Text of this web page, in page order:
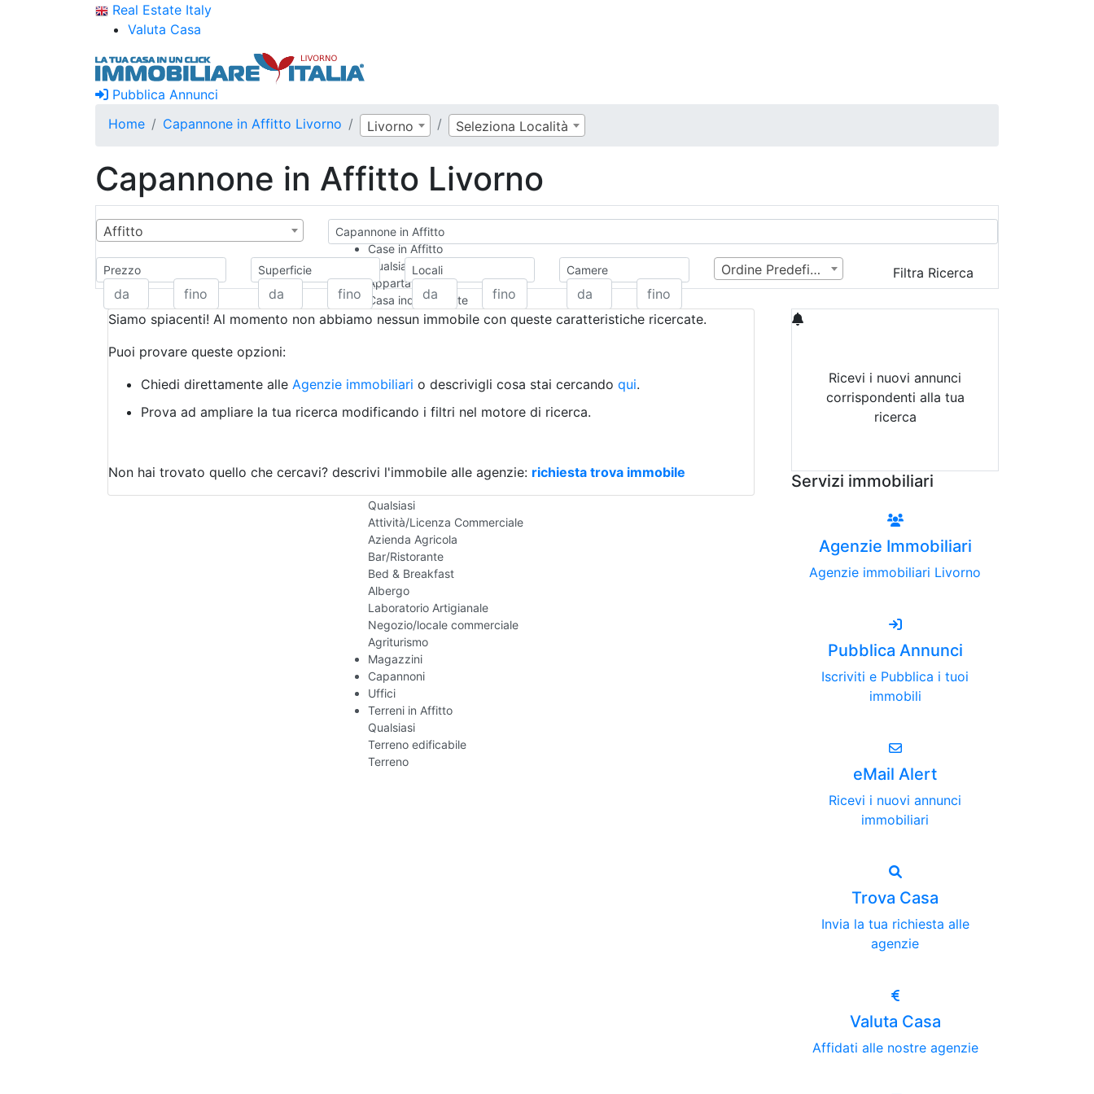
Real Estate Italy
Valuta Casa
Pubblica Annunci
Home
Capannone in Affitto Livorno Livorno Seleziona Località
Capannone in Affitto Livorno
Affitto
Capannone in Affitto
Case in Affitto
Qualsiasi
Appartamento
Casa indipendente
Casa Semi-indipendente
Rustico/Casale
Camera d'Albergo
Box/Garage
Qualsiasi
Attività/Licenza Commerciale
Azienda Agricola
Bar/Ristorante
Bed & Breakfast
Albergo
Laboratorio Artigianale
Negozio/locale commerciale
Agriturismo
Magazzini
Capannoni
Uffici
Terreni in Affitto
Qualsiasi
Terreno edificabile
Terreno
Prezzo Superficie Locali Camere Ordine Predefinito Filtra Ricerca
Siamo spiacenti! Al momento non abbiamo nessun immobile con queste caratteristiche ricercate.
Puoi provare queste opzioni:
Chiedi direttamente alle Agenzie immobiliari o descrivigli cosa stai cercando qui.
Prova ad ampliare la tua ricerca modificando i filtri nel motore di ricerca.
Non hai trovato quello che cercavi? descrivi l'immobile alle agenzie: richiesta trova immobile
Ricevi i nuovi annunci
corrispondenti alla tua
ricerca
Servizi immobiliari
Agenzie Immobiliari
Agenzie immobiliari Livorno
Pubblica Annunci
Iscriviti e Pubblica i tuoi
immobili
eMail Alert
Ricevi i nuovi annunci
immobiliari
Trova Casa
Invia la tua richiesta alle
agenzie
Valuta Casa
Affidati alle nostre agenzie